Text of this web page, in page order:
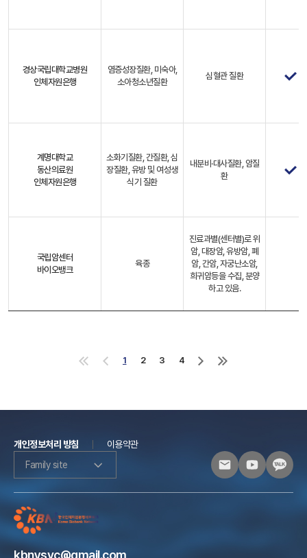
경상국립대학교병원
인체자원은행
염증성장질환, 미숙아,
소아청소년질환
심혈관 질환
계명대학교
동산의료원
인체자원은행
소화기질환, 간질환, 심
장질환, 유방 및 여성생
식기 질환
내분비·대사질환, 암질
환
국립암센터
바이오뱅크
육종
진료과별(센터별)로 위
암, 대장암, 유방암, 폐
암, 간암, 자궁난소암,
희귀암등을 수집, 분양
하고 있음.
1 2 3
4
개인정보처리 방침
이용약관
Family site